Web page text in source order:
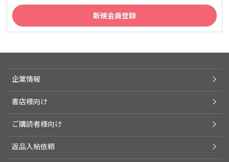
企業情報
書店様向け
ご購読者様向け
返品入帖依頼